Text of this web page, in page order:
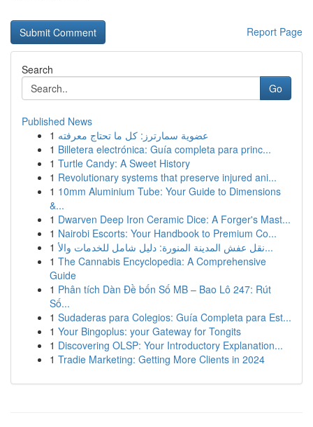
Report Page
Search
Go
Published News
1 عضوية سمارترز: كل ما تحتاج معرفته
1 Billetera electrónica: Guía completa para princ...
1 Turtle Candy: A Sweet History
1 Revolutionary systems that preserve injured ani...
1 10mm Aluminium Tube: Your Guide to Dimensions
&...
1 Dwarven Deep Iron Ceramic Dice: A Forger's Mast...
1 Nairobi Escorts: Your Handbook to Premium Co...
1
نقل عفش المدينة المنورة: دليل شامل للخدمات والأ...
1 The Cannabis Encyclopedia: A Comprehensive
Guide
1 Phân tích Dàn Đề bốn Số MB – Bao Lô 247: Rút
Số...
1 Sudaderas para Colegios: Guía Completa para Est...
1 Your Bingoplus: your Gateway for Tongits
1 Discovering OLSP: Your Introductory Explanation...
1 Tradie Marketing: Getting More Clients in 2024